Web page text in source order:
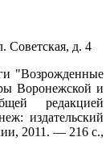
Советская, д. 4
"Возрожденные
Воронежской и
редакцией
издательский
2011. — 216 с.,